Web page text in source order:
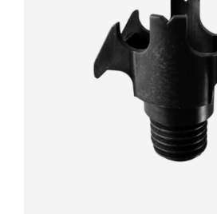
DÉTAILS